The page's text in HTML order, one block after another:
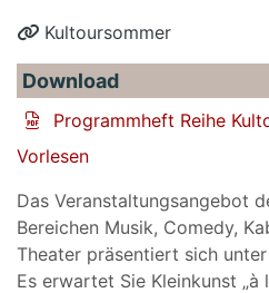
Vorlesen
Das Veranstaltungsangebot
Bereichen Musik, Comedy,
Theater präsentiert sich unter
Es erwartet Sie Kleinkunst
Kultoursommer
Download
Programmheft Reihe